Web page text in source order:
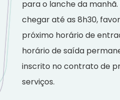
para o lanche da
chegar até as 8h30,
próximo horário de
horário de saída
inscrito no contrato de
serviços.